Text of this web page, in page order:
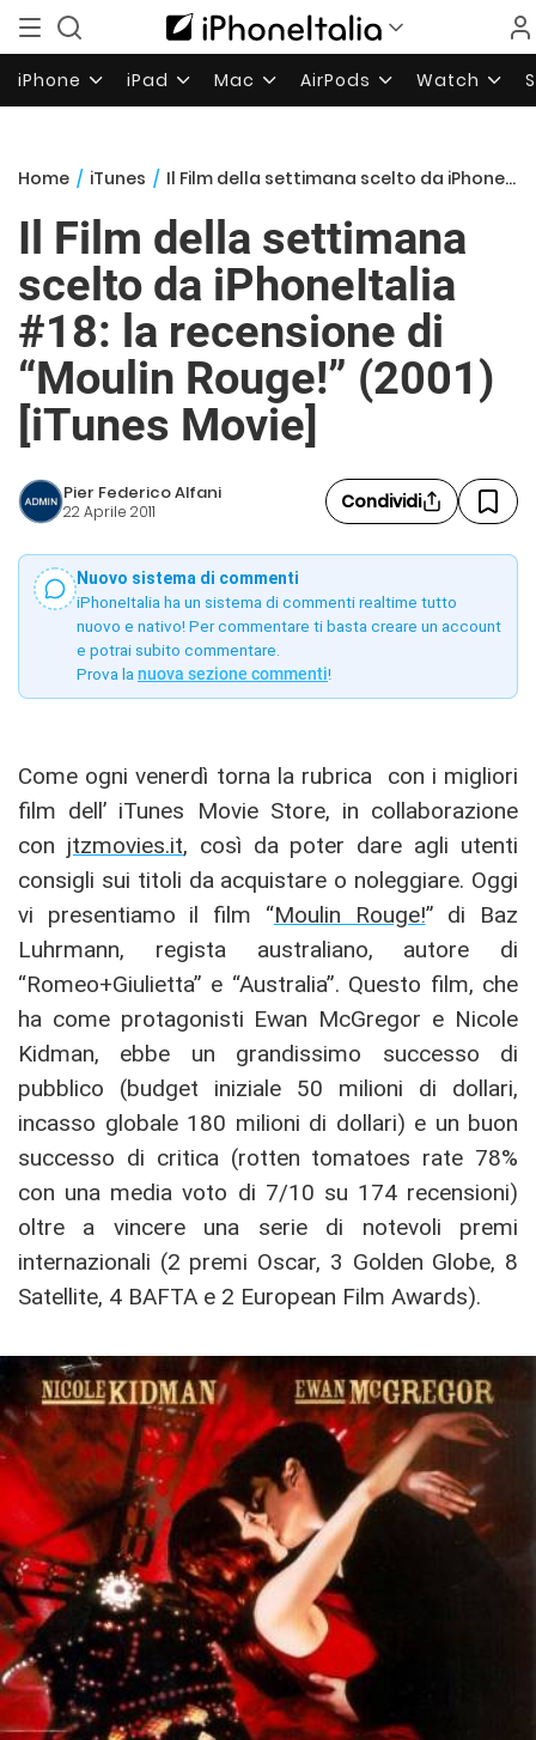
iPhone iPad Mac AirPods Watch
Home / iTunes / Il Film della settimana scelto da iPhoneItalia #18: la recensione di “Moulin Rouge!” (2001) [iTunes Movie]
Il Film della settimana
scelto da iPhoneItalia
#18: la recensione di
“Moulin Rouge!” (2001)
[iTunes Movie]
Pier Federico Alfani
22 Aprile 2011 Condividi
Nuovo sistema di commenti
iPhoneItalia ha un sistema di commenti realtime tutto
nuovo e nativo! Per commentare ti basta creare un account
e potrai subito commentare.
Prova la nuova sezione commenti!
Come ogni venerdì torna la rubrica con i migliori
film dell’ iTunes Movie Store, in collaborazione
con jtzmovies.it, così da poter dare agli utenti
consigli sui titoli da acquistare o noleggiare. Oggi
vi presentiamo il film “Moulin Rouge!” di Baz
Luhrmann, regista australiano, autore di
“Romeo+Giulietta” e “Australia”. Questo film, che
ha come protagonisti Ewan McGregor e Nicole
Kidman, ebbe un grandissimo successo di
pubblico (budget iniziale 50 milioni di dollari,
incasso globale 180 milioni di dollari) e un buon
successo di critica (rotten tomatoes rate 78%
con una media voto di 7/10 su 174 recensioni)
oltre a vincere una serie di notevoli premi
internazionali (2 premi Oscar, 3 Golden Globe, 8
Satellite, 4 BAFTA e 2 European Film Awards).